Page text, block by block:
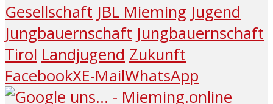
Gesellschaft JBL Mieming Jugend
Jungbauernschaft Jungbauernschaft
Tirol Landjugend Zukunft
FacebookXE-MailWhatsApp